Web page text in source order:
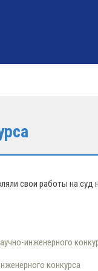
свои работы на суд
инженерного
конкурса